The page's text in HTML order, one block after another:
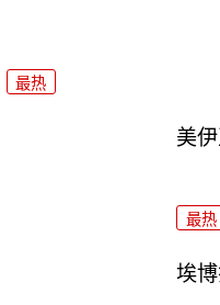
最热
美
最热
埃